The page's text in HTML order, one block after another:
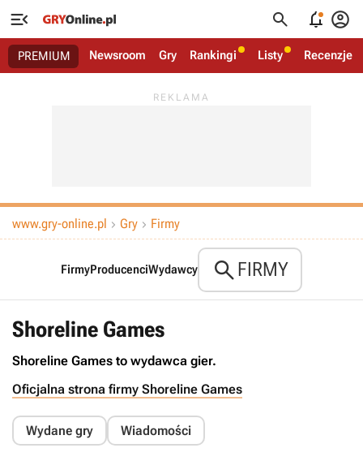
   
PREMIUM Newsroom Gry Rankingi Listy Recenzje
www.gry-online.pl  Gry  Firmy
FirmyProducenciWydawcy FIRMY
Shoreline Games
Shoreline Games to wydawca gier.
Oficjalna strona firmy Shoreline Games
Wydane gry Wiadomości